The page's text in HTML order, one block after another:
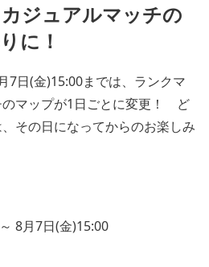
ジュアルマッチの
に！
7日(金)15:00までは、ランクマ
のマップが1日ごとに変更！ ど
その日になってからのお楽しみ
8月7日(金)15:00